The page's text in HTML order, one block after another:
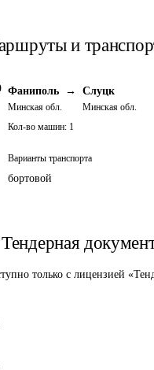
и
Фаниполь →
Минская обл.
Слуцк
Минская обл.
Кол-во машин: 1
Варианты транспорта
бортовой
Тендерная
только с лицензией